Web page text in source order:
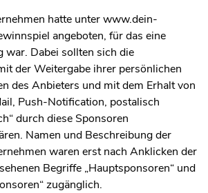
können Sie direkt auf einen
hatte unter www.dein-
angeboten, für das eine
war. Dabei sollten sich die
der Weitergabe ihrer persönlichen
des Anbieters und mit dem Erhalt von
Push-Notification, postalisch
durch diese Sponsoren
Namen und Beschreibung der
waren erst nach Anklicken der
Begriffe „Hauptsponsoren“ und
zugänglich.